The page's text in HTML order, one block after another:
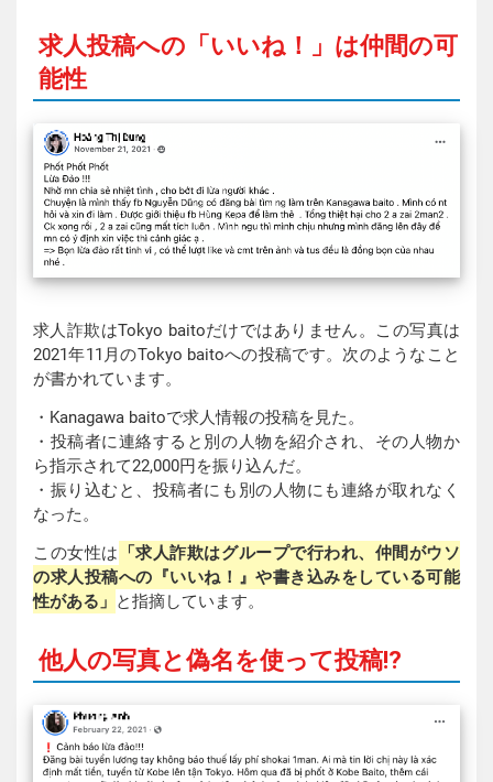
求人投稿への「いいね！」は仲間の可
能性
求人詐欺はTokyo baitoだけではありません。この写真は
2021年11月のTokyo baitoへの投稿です。次のようなこと
が書かれています。
・Kanagawa baitoで求人情報の投稿を見た。
・投稿者に連絡すると別の人物を紹介され、その人物か
ら指示されて22,000円を振り込んだ。
・振り込むと、投稿者にも別の人物にも連絡が取れなく
なった。
この女性は 「求人詐欺はグループで行われ、仲間がウソ
の求人投稿への『いいね！』や書き込みをしている可能
性がある」 と指摘しています。
他人の写真と偽名を使って投稿!?